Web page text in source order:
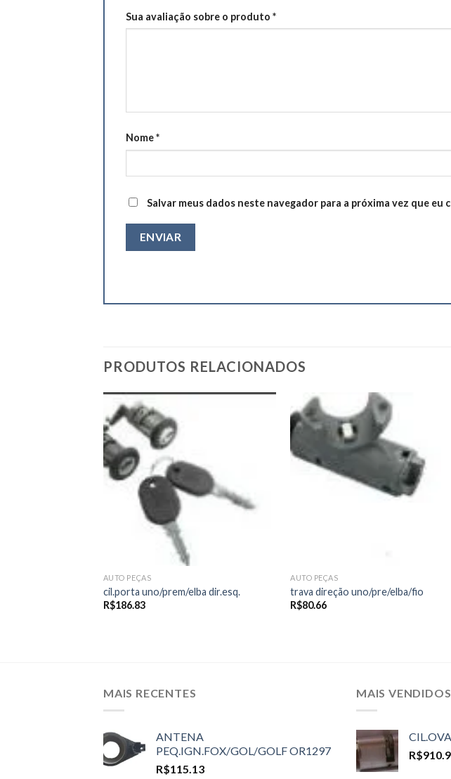
Sua avaliação sobre o produto *
Nome*
Salvar meus dados neste navegador para a próxima vez que eu
PRODUTOS RELACIONADOS
AUTO PEÇAS
cil.porta uno/prem/elba dir.esq.
R$186.83
AUTO PEÇAS
trava direção uno/pre/elba/fio
R$80.66
MAIS RECENTES
ANTENA
PEQ.IGN.FOX/GOL/GOLF OR1297
R$115.13
MAIS VENDIDOS
R$